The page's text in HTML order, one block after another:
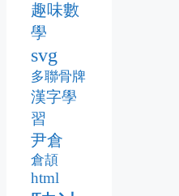
趣味數
學
svg
多聯骨牌
漢字學
習
尹倉
倉頡
html